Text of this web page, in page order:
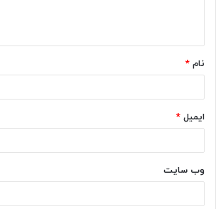
*
نام *
ایمیل *
وب‌ سایت